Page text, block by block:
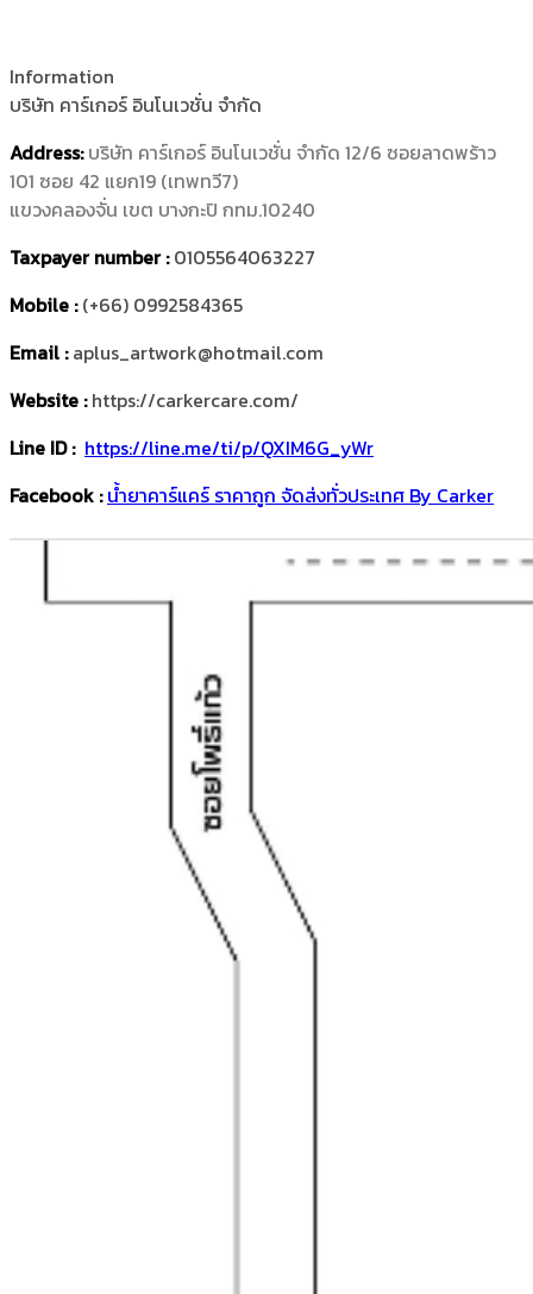
Information
บริษัท คาร์เกอร์ อินโนเวชั่น จำกัด
Address: บริษัท คาร์เกอร์ อินโนเวชั่น จำกัด 12/6 ซอยลาดพร้าว
101 ซอย 42 แยก19 (เทพทวี7)
แขวงคลองจั่น เขต บางกะปิ กทม.10240
Taxpayer number :0105564063227
Mobile :(+66) 0992584365
Email :aplus_artwork@hotmail.com
Website :https://carkercare.com/
Line ID : https://line.me/ti/p/QXIM6G_yWr
Facebook :น้ำยาคาร์แคร์ ราคาถูก จัดส่งทั่วประเทศ By Carker